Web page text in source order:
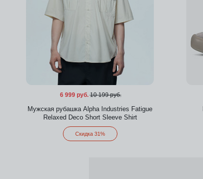
6 999 руб. 10 199 руб.
Мужская рубашка Alpha Industries Fatigue
Relaxed Deco Short Sleeve Shirt
Скидка 31%